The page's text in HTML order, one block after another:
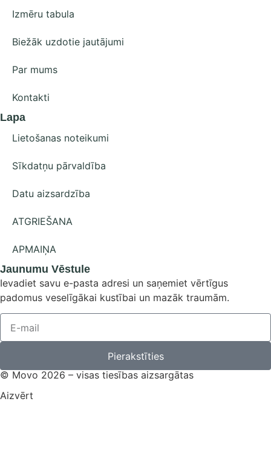
Izmēru tabula
Biežāk uzdotie jautājumi
Par mums
Kontakti
Lapa
Lietošanas noteikumi
Sīkdatņu pārvaldība
Datu aizsardzība
ATGRIEŠANA
APMAIŅA
Jaunumu Vēstule
Ievadiet savu e-pasta adresi un saņemiet vērtīgus
padomus veselīgākai kustībai un mazāk traumām.
Pierakstīties
© Movo 2026 – visas tiesības aizsargātas
Aizvērt